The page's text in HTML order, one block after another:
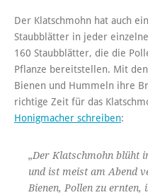
Der Klatschmohn hat auch
Staubblätter in jeder
160 Staubblätter, die die
Pflanze bereitstellen. Mit
Bienen und Hummeln ihre
richtige Zeit für das
Honigmacher schreiben:
„Der Klatschmohn blüht
und ist meist am Abend
Bienen, Pollen zu ernten,